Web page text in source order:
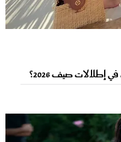
صيف 2026؟